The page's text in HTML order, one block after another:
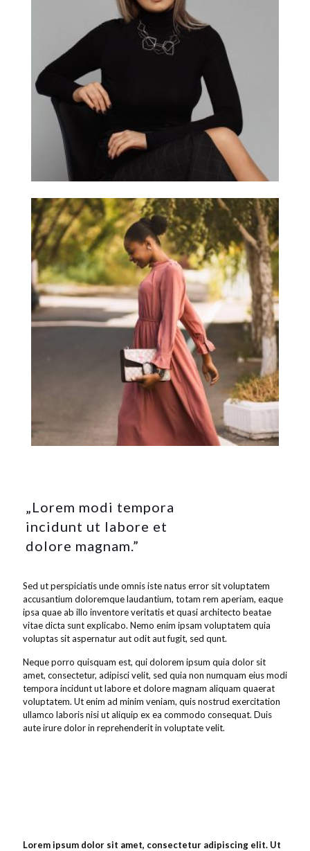
„Lorem modi tempora
incidunt ut labore et
dolore magnam.”
Sed ut perspiciatis unde omnis iste natus error sit voluptatem
accusantium doloremque laudantium, totam rem aperiam, eaque
ipsa quae ab illo inventore veritatis et quasi architecto beatae
vitae dicta sunt explicabo. Nemo enim ipsam voluptatem quia
voluptas sit aspernatur aut odit aut fugit, sed qunt.
Neque porro quisquam est, qui dolorem ipsum quia dolor sit
amet, consectetur, adipisci velit, sed quia non numquam eius modi
tempora incidunt ut labore et dolore magnam aliquam quaerat
voluptatem. Ut enim ad minim veniam, quis nostrud exercitation
ullamco laboris nisi ut aliquip ex ea commodo consequat. Duis
aute irure dolor in reprehenderit in voluptate velit.
Lorem ipsum dolor sit amet, consectetur adipiscing elit. Ut